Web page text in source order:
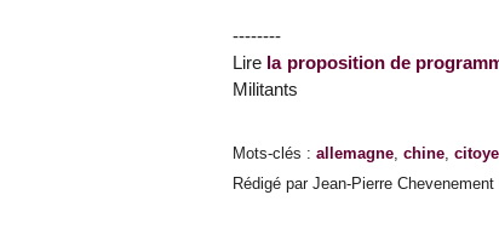
--------
Lire la proposition de
Militants
Mots-clés : allemagne, chine,
Rédigé par Jean-Pierre